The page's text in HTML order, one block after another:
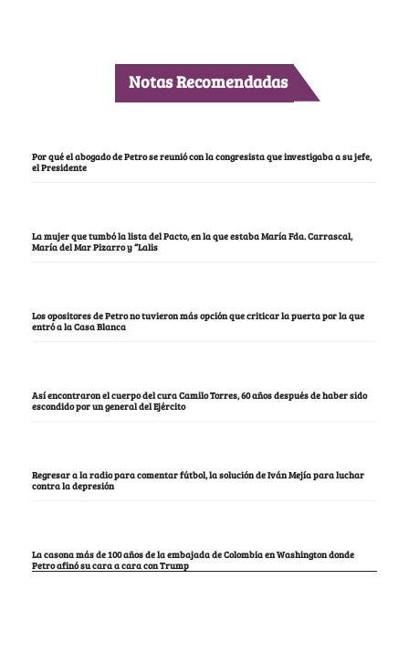
Notas Recomendadas
Por qué el abogado de Petro se reunió con la congresista que investigaba a su jefe,
el Presidente
La mujer que tumbó la lista del Pacto, en la que estaba María Fda. Carrascal,
María del Mar Pizarro y “Lalis
Los opositores de Petro no tuvieron más opción que criticar la puerta por la que
entró a la Casa Blanca
Así encontraron el cuerpo del cura Camilo Torres, 60 años después de haber sido
escondido por un general del Ejército
Regresar a la radio para comentar fútbol, la solución de Iván Mejía para luchar
contra la depresión
La casona más de 100 años de la embajada de Colombia en Washington donde
Petro afinó su cara a cara con Trump